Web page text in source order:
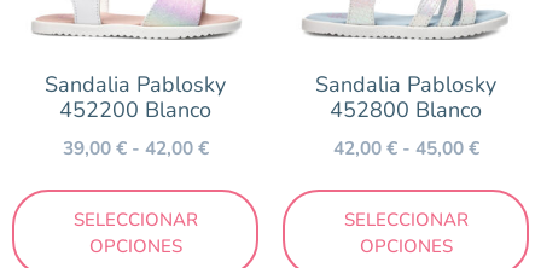
Sandalia Pablosky
452200 Blanco
39,00€ - 42,00€
SELECCIONAR
OPCIONES
Sandalia Pablosky
452800 Blanco
42,00€ - 45,00€
SELECCIONAR
OPCIONES